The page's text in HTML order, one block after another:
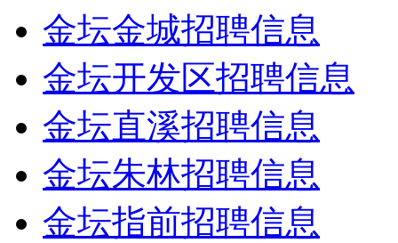
金坛金城招聘信息
金坛开发区招聘信息
金坛直溪招聘信息
金坛朱林招聘信息
金坛指前招聘信息